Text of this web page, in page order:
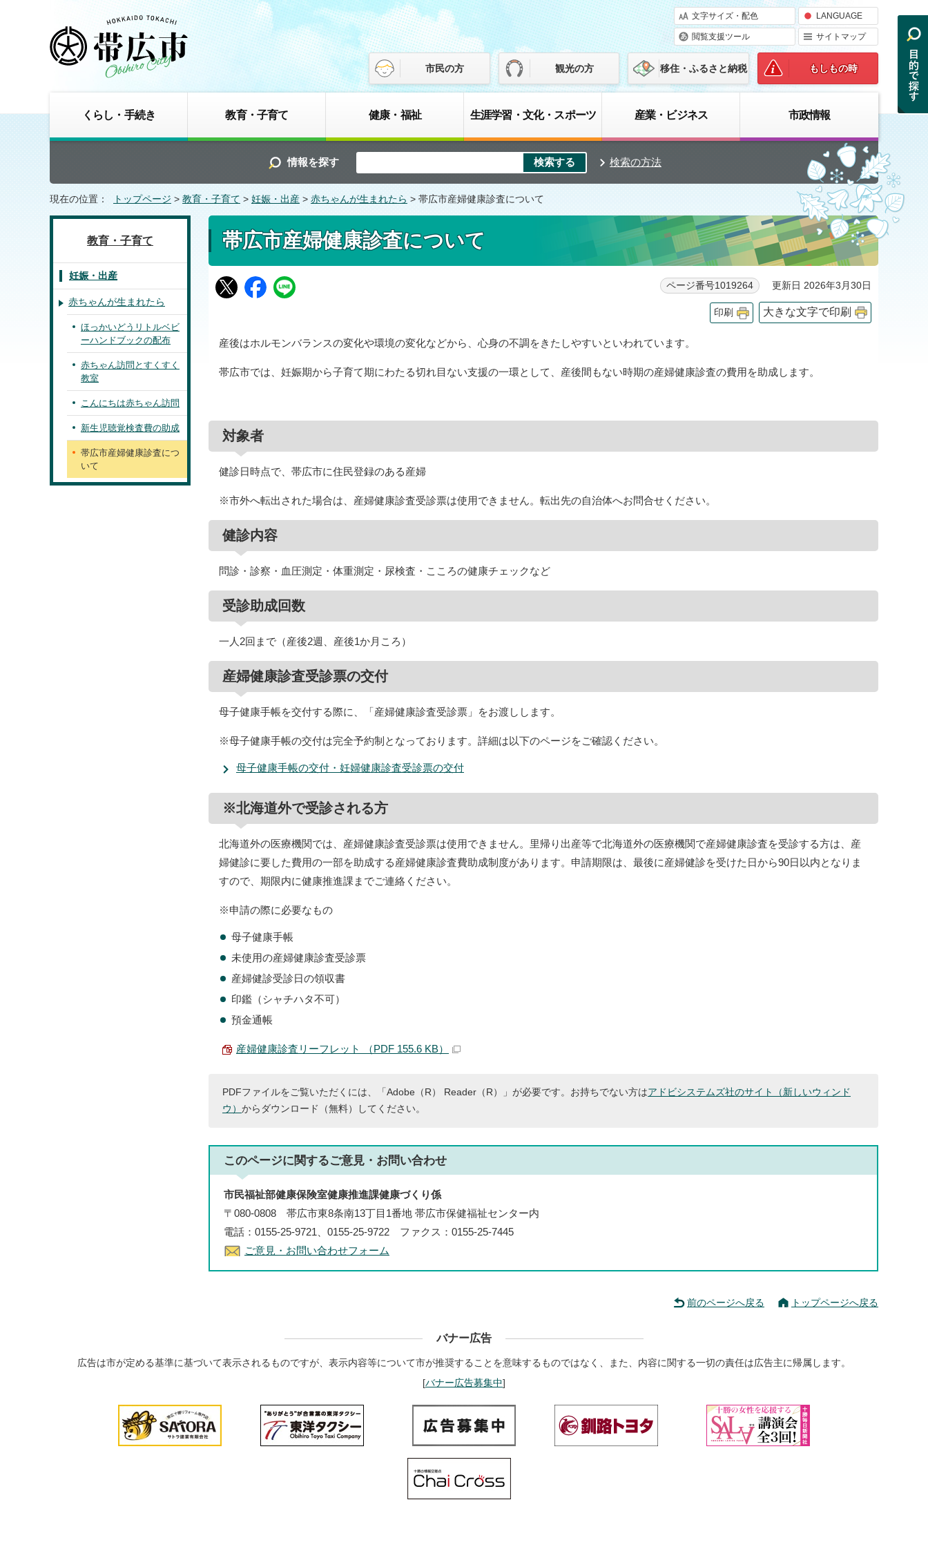
文字サイズ・配色 LANGUAGE
閲覧支援ツール サイトマップ
市民の方 観光の方 移住・ふるさと納税 もしもの時
くらし・手続き 教育・子育て 健康・福祉 生涯学習・文化・スポーツ 産業・ビジネス 市政情報
情報を探す 検索の方法
現在の位置： トップページ > 教育・子育て > 妊娠・出産 > 赤ちゃんが生まれたら > 帯広市産婦健康診査について
帯広市産婦健康診査について
ページ番号1019264 更新日 2026年3月30日
印刷 大きな文字で印刷
産後はホルモンバランスの変化や環境の変化などから、心身の不調をきたしやすいといわれています。
帯広市では、妊娠期から子育て期にわたる切れ目ない支援の一環として、産後間もない時期の産婦健康診査の費用を助成します。
対象者
健診日時点で、帯広市に住民登録のある産婦
※市外へ転出された場合は、産婦健康診査受診票は使用できません。転出先の自治体へお問合せください。
健診内容
問診・診察・血圧測定・体重測定・尿検査・こころの健康チェックなど
受診助成回数
一人2回まで（産後2週、産後1か月ころ）
産婦健康診査受診票の交付
母子健康手帳を交付する際に、「産婦健康診査受診票」をお渡しします。
※母子健康手帳の交付は完全予約制となっております。詳細は以下のページをご確認ください。
母子健康手帳の交付・妊婦健康診査受診票の交付
※北海道外で受診される方
北海道外の医療機関では、産婦健康診査受診票は使用できません。里帰り出産等で北海道外の医療機関で産婦健康診査を受診する方は、産
婦健診に要した費用の一部を助成する産婦健康診査費助成制度があります。申請期限は、最後に産婦健診を受けた日から90日以内となりま
すので、期限内に健康推進課までご連絡ください。
※申請の際に必要なもの
母子健康手帳
未使用の産婦健康診査受診票
産婦健診受診日の領収書
印鑑（シャチハタ不可）
預金通帳
産婦健康診査リーフレット （PDF 155.6 KB）
PDFファイルをご覧いただくには、「Adobe（R） Reader（R）」が必要です。お持ちでない方はアドビシステムズ社のサイト（新しいウィンド
ウ） からダウンロード（無料）してください。
このページに関するご意見・お問い合わせ
市民福祉部健康保険室健康推進課健康づくり係
〒080-0808 帯広市東8条南13丁目1番地 帯広市保健福祉センター内
電話：0155-25-9721、0155-25-9722 ファクス：0155-25-7445
ご意見・お問い合わせフォーム
教育・子育て
妊娠・出産
赤ちゃんが生まれたら
ほっかいどうリトルベビ
ーハンドブックの配布
赤ちゃん訪問とすくすく
教室
こんにちは赤ちゃん訪問
新生児聴覚検査費の助成
帯広市産婦健康診査につ
いて
前のページへ戻る トップページへ戻る
バナー広告
広告は市が定める基準に基づいて表示されるものですが、表示内容等について市が推奨することを意味するものではなく、また、内容に関する一切の責任は広告主に帰属します。
[バナー広告募集中]